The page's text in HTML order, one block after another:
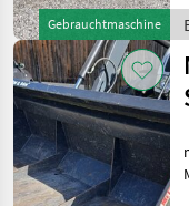
Gebrauchtmaschine